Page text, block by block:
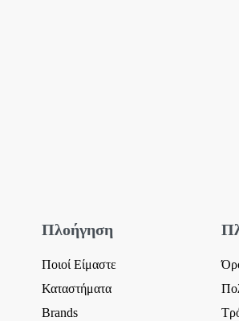
Πλοήγηση
Ποιοί Είμαστε
Καταστήματα
Brands